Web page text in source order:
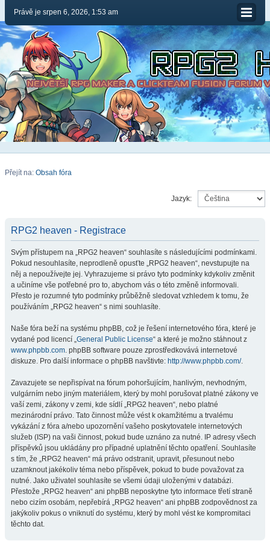
Právě je srpen 6, 2026, 1:53 am
Přejít na: Obsah fóra
Jazyk:
RPG2 heaven - Registrace
Svým přístupem na „RPG2 heaven“ souhlasíte s následujícími podmínkami.
Pokud nesouhlasíte, neprodleně opusťte „RPG2 heaven“, nevstupujte na
něj a nepoužívejte jej. Vyhrazujeme si právo tyto podmínky kdykoliv změnit
a učiníme vše potřebné pro to, abychom vás o této změně informovali.
Přesto je rozumné tyto podmínky průběžně sledovat vzhledem k tomu, že
používáním „RPG2 heaven“ s nimi souhlasíte.
Naše fóra beží na systému phpBB, což je řešení internetového fóra, které je
vydané pod licencí „General Public License“ a které je možno stáhnout z
www.phpbb.com. phpBB software pouze zprostředkovává internetové
diskuze. Pro další informace o phpBB navštivte: http://www.phpbb.com/.
Zavazujete se nepřispívat na fórum pohoršujícím, hanlivým, nevhodným,
vulgárním nebo jiným materiálem, který by mohl porušovat platné zákony ve
vaší zemi, zákony v zemi, kde sídlí „RPG2 heaven“, nebo platné
mezinárodní právo. Tato činnost může vést k okamžitému a trvalému
vykázání z fóra a/nebo upozornění vašeho poskytovatele internetových
služeb (ISP) na vaši činnost, pokud bude uznáno za nutné. IP adresy všech
příspěvků jsou ukládány pro případné uplatnění těchto opatření. Souhlasíte
s tím, že „RPG2 heaven“ má právo odstranit, upravit, přesunout nebo
uzamknout jakékoliv téma nebo příspěvek, pokud to bude považovat za
nutné. Jako uživatel souhlasíte se všemi údaji uloženými v databázi.
Přestože „RPG2 heaven“ ani phpBB neposkytne tyto informace třetí straně
nebo cizím osobám, nepřebírá „RPG2 heaven“ ani phpBB zodpovědnost za
jakýkoliv pokus o vniknutí do systému, který by mohl vést ke kompromitaci
těchto dat.